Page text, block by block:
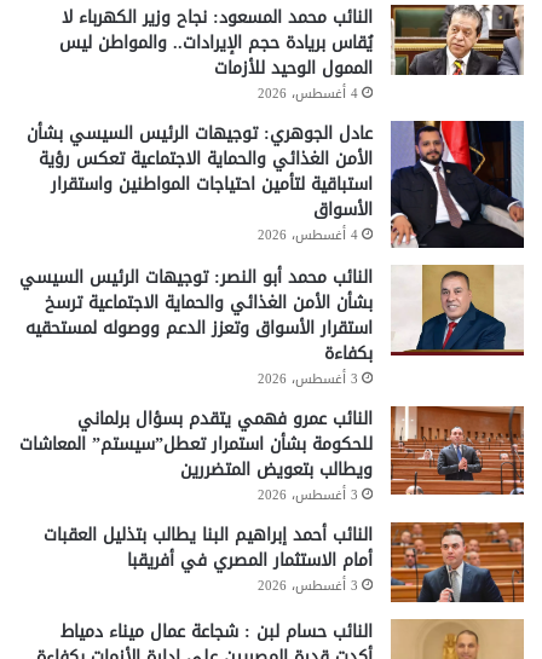
النائب محمد المسعود: نجاح وزير الكهرباء لا
يُقاس بريادة حجم الإيرادات.. والمواطن ليس
الممول الوحيد للأزمات
4 أغسطس، 2026
عادل الجوهري: توجيهات الرئيس السيسي بشأن
الأمن الغذائي والحماية الاجتماعية تعكس رؤية
استباقية لتأمين احتياجات المواطنين واستقرار
الأسواق
4 أغسطس، 2026
النائب محمد أبو النصر: توجيهات الرئيس السيسي
بشأن الأمن الغذائي والحماية الاجتماعية ترسخ
استقرار الأسواق وتعزز الدعم ووصوله لمستحقيه
بكفاءة
3 أغسطس، 2026
النائب عمرو فهمي يتقدم بسؤال برلماني
للحكومة بشأن استمرار تعطل”سيستم” المعاشات
ويطالب بتعويض المتضررين
3 أغسطس، 2026
النائب أحمد إبراهيم البنا يطالب بتذليل العقبات
أمام الاستثمار المصري في أفريقبا
3 أغسطس، 2026
النائب حسام لبن : شجاعة عمال ميناء دمياط